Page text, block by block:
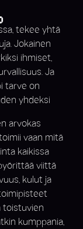
tekee yhtä
Jokainen
ihmiset,
Ja
tarve on
yhdeksi
arvokas
vaan mitä
kaikissa
viittä
kulut ja
toistuvien
kumppania,